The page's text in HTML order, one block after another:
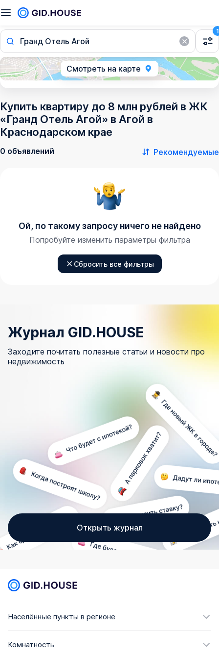
Гранд Отель Агой
1
Смотреть на карте
Купить квартиру до 8 млн рублей в ЖК
«Гранд Отель Агой» в Агой в
Краснодарском крае
0 объявлений Рекомендуемые
Ой, по такому запросу ничего не найдено
Попробуйте изменить параметры фильтра
Сбросить все фильтры
Журнал GID.HOUSE
Заходите почитать полезные статьи и новости про
недвижимость
Открыть журнал
Населённые пункты в регионе
Комнатность